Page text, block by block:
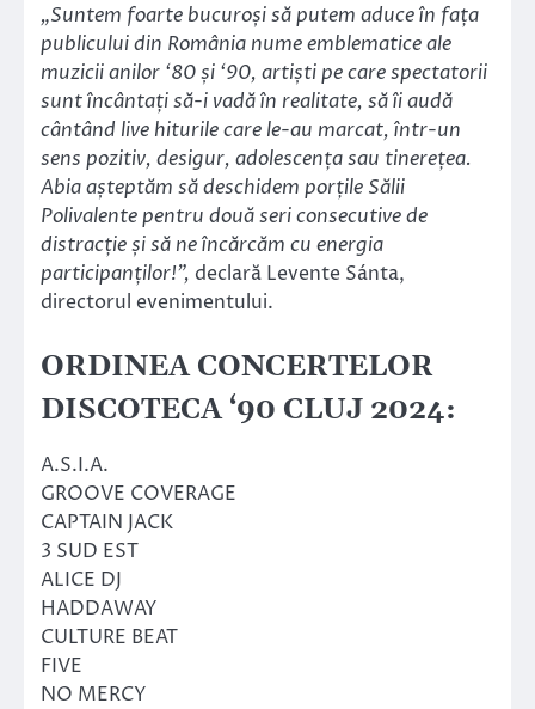
„Suntem foarte bucuroși să putem aduce în fața
publicului din România nume emblematice ale
muzicii anilor ‘80 și ‘90, artiști pe care spectatorii
sunt încântați să-i vadă în realitate, să îi audă
cântând live hiturile care le-au marcat, într-un
sens pozitiv, desigur, adolescența sau tinerețea.
Abia așteptăm să deschidem porțile Sălii
Polivalente pentru două seri consecutive de
distracție și să ne încărcăm cu energia
participanților!”, declară Levente Sánta,
directorul evenimentului.
ORDINEA CONCERTELOR
DISCOTECA ‘90 CLUJ 2024:
A.S.I.A.
GROOVE COVERAGE
CAPTAIN JACK
3 SUD EST
ALICE DJ
HADDAWAY
CULTURE BEAT
FIVE
NO MERCY